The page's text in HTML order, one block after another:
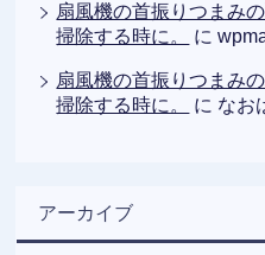
扇風機の首振りつまみ
掃除する時に。
に
扇風機の首振りつまみ
掃除する時に。
に なお
アーカイブ